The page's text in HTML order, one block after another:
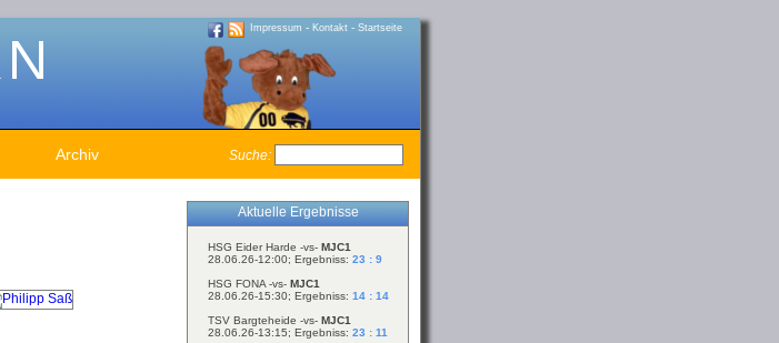
Impressum - Kontakt - Startseite
Archiv Suche:
Aktuelle Ergebnisse
HSG Eider Harde -vs- MJC1
28.06.26-12:00; Ergebniss: 23 : 9
HSG FONA -vs- MJC1
28.06.26-15:30; Ergebniss: 14 : 14
TSV Bargteheide -vs- MJC1
28.06.26-13:15; Ergebniss: 23 : 11